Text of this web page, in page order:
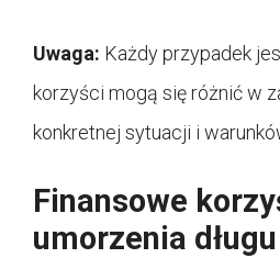
Uwaga: Każdy przypadek
korzyści mogą się różnić w
konkretnej sytuacji i
Finansowe
umorzenia długu